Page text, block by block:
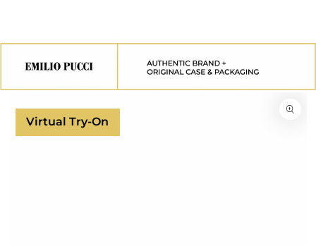
Virtual Try-On
SUL PRODOTTO